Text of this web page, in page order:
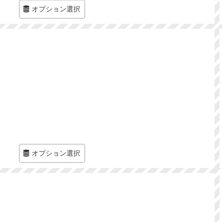
オプション選択
オプション選択